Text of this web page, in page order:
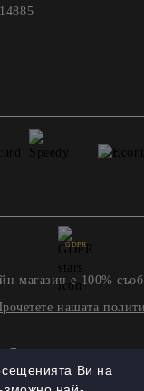
GDPR
магазин е 100%
нашата
Ви на